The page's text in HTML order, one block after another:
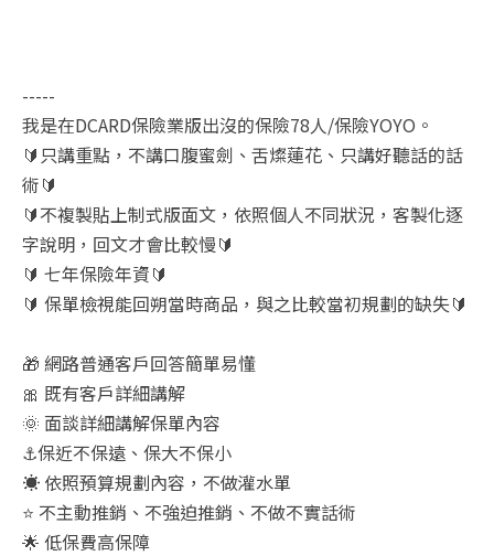
-----
我是在DCARD保險業版出沒的保險78人/保險YOYO。
🔰只講重點，不講口腹蜜劍、舌燦蓮花、只講好聽話的話
術🔰
🔰不複製貼上制式版面文，依照個人不同狀況，客製化逐
字說明，回文才會比較慢🔰
🔰 七年保險年資🔰
🔰 保單檢視能回朔當時商品，與之比較當初規劃的缺失🔰
🎁 網路普通客戶回答簡單易懂
🎀 既有客戶詳細講解
🌞 面談詳細講解保單內容
⚓保近不保遠、保大不保小
☀️ 依照預算規劃內容，不做灌水單
⭐ 不主動推銷、不強迫推銷、不做不實話術
🌟 低保費高保障